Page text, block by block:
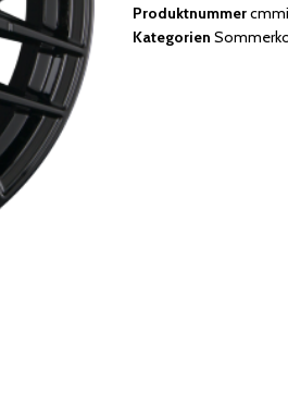
Produktnummer
Kategorien